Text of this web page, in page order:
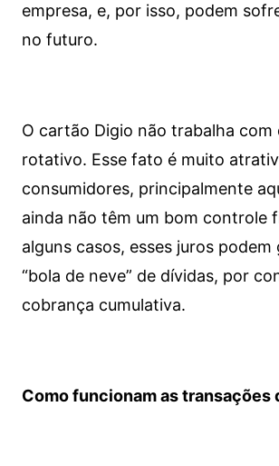
empresa, e, por isso, podem
no futuro.
O cartão Digio não trabalha com
rotativo. Esse fato é muito
consumidores, principalmente
ainda não têm um bom controle
alguns casos, esses juros podem
“bola de neve” de dívidas, por
cobrança cumulativa.
Como funcionam as transações